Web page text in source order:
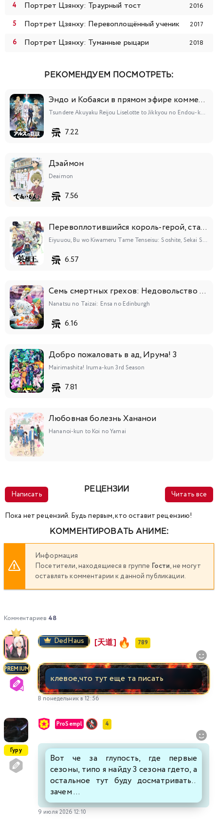
Портрет Цзянху: Траурный тост 2016
Портрет Цзянху: Перевоплощённый ученик 2017
Портрет Цзянху: Туманные рыцари 2018
РЕКОМЕНДУЕМ ПОСМОТРЕТЬ:
Эндо и Кобаяси в прямом эфире комментируют злодейку
Tsundere Akuyaku Reijou Liselotte to Jikkyou no Endou-kun to Kaisetsu no Kobayashi-san
7.22
Дэаймон
Deaimon
7.56
Перевоплотившийся король-герой, ставший самой сильной ученицей рыцаря
Eiyuuou, Bu wo Kiwameru Tame Tenseisu: Soshite, Sekai Saikyou no Minarai Kishi♀
6.57
Семь смертных грехов: Недовольство Эдинбурга
Nanatsu no Taizai: Ensa no Edinburgh
6.16
Добро пожаловать в ад, Ирума! 3
Mairimashita! Iruma-kun 3rd Season
7.81
Любовная болезнь Хананои
Hananoi-kun to Koi no Yamai
Написать
РЕЦЕНЗИИ
Читать все
Пока нет рецензий. Будь первым, кто оставит рецензию!
КОММЕНТИРОВАТЬ АНИМЕ:
Информация
Посетители, находящиеся в группе Гости, не могут
оставлять комментарии к данной публикации.
Комментариев 48
PREMIUM
DedHaus [天道] 789
клевое,что тут еще та писать
В понедельник в 12:56
Гуру
ProSempl 4
Вот че за глупость, где первые
сезоны, типо я найду 3 сезона гдето, а
остальное тут буду досматривать..
зачем ...
9 июля 2026 12:10